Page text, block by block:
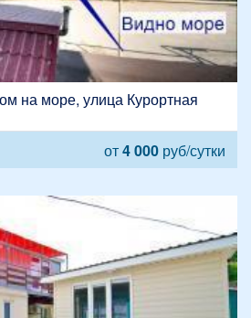
на море, улица Курортная
от4 000 руб/сутки